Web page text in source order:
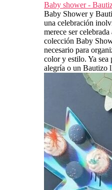
Baby shower -
Baby Shower y
una celebración
merece ser
colección Baby
necesario para
color y estilo. Ya
alegría o un Bautizo